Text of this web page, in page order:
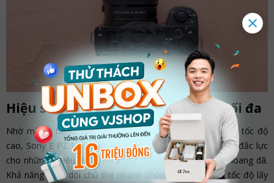
Hiệu suất AF phát huy sức mạnh tối đa
Nhờ mô-tơ tuyến tính tiên tiến và công nghệ điều khiển tốc độ
cao, Sony E PZ 16-50mm f/3.5-5.6 OSS II là một công cụ đắc lực
cho những ai yêu thích nhiếp ảnh thể thao và động vật hoang dã.
Khả năng theo dõi chủ thể nhanh chóng, chính xác và tốc độ lấy